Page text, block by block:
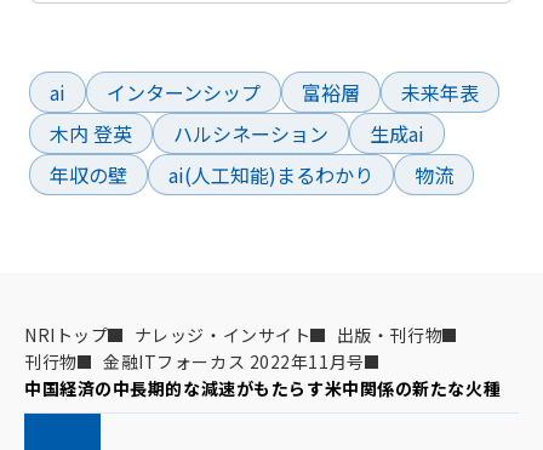
ai
インターンシップ 富裕層
未来年表
木内 登英
ハルシネーション
生成ai
年収の壁
ai(人工知能)まるわかり 物流
NRIトップ ナレッジ・インサイト
出版・刊行物
刊行物
金融ITフォーカス 2022年11月号
中国経済の中長期的な減速がもたらす米中関係の新たな火種